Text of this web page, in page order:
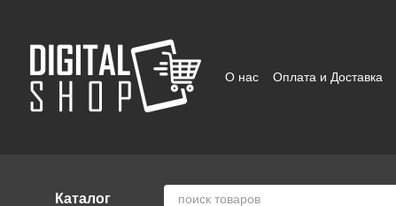
О нас Оплата и Доставка
Каталог